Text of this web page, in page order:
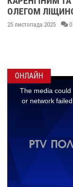
ЛІЩИНСЬКИМ
2025 0
ОНЛАЙН